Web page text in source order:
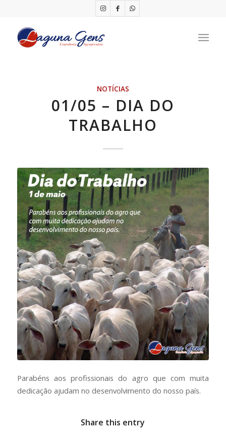
NOTÍCIAS
01/05 – DIA DO
TRABALHO
Parabéns aos profissionais do agro que com muita
dedicação ajudam no desenvolvimento do nosso país.
Share this entry